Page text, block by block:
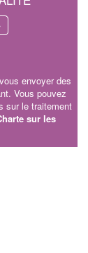
envoyer des
Vous pouvez
sur le traitement
sur les